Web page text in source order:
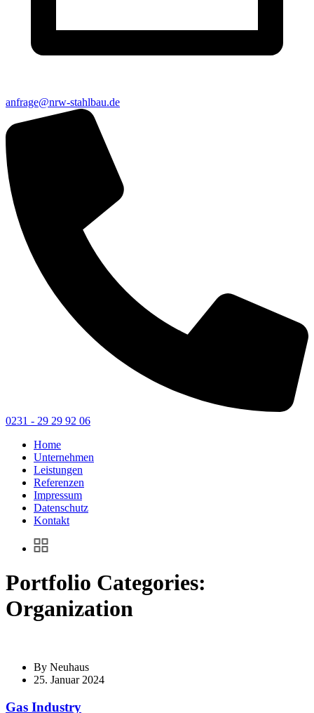
anfrage@nrw-stahlbau.de
0231 - 29 29 92 06
Home
Unternehmen
Leistungen
Referenzen
Impressum
Datenschutz
Kontakt
Portfolio Categories:
Organization
By Neuhaus
25. Januar 2024
Gas Industry